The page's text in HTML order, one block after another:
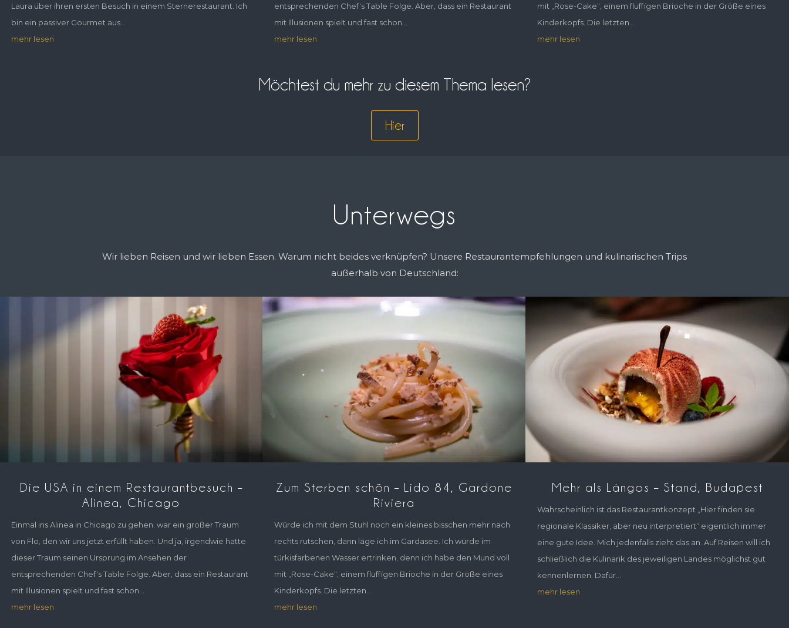
Laura über ihren ersten Besuch in einem Sternerestaurant. Ich
bin ein passiver Gourmet aus...
mehr lesen
entsprechenden Chef‘s Table Folge. Aber, dass ein Restaurant
mit Illusionen spielt und fast schon...
mehr lesen
mit „Rose-Cake“, einem fluffigen Brioche in der Größe eines
Kinderkopfs. Die letzten...
mehr lesen
Möchtest du mehr zu diesem Thema lesen?
Hier
Unterwegs
Wir lieben Reisen und wir lieben Essen. Warum nicht beides verknüpfen? Unsere Restaurantempfehlungen und kulinarischen Trips
außerhalb von Deutschland:
Die USA in einem Restaurantbesuch –
Alinea, Chicago
Einmal ins Alinea in Chicago zu gehen, war ein großer Traum
von Flo, den wir uns jetzt erfüllt haben. Und ja, irgendwie hatte
dieser Traum seinen Ursprung im Ansehen der
entsprechenden Chef‘s Table Folge. Aber, dass ein Restaurant
mit Illusionen spielt und fast schon...
mehr lesen
Zum Sterben schön – Lido 84, Gardone
Riviera
Würde ich mit dem Stuhl noch ein kleines bisschen mehr nach
rechts rutschen, dann läge ich im Gardasee. Ich würde im
türkisfarbenen Wasser ertrinken, denn ich habe den Mund voll
mit „Rose-Cake“, einem fluffigen Brioche in der Größe eines
Kinderkopfs. Die letzten...
mehr lesen
Mehr als Lángos – Stand, Budapest
Wahrscheinlich ist das Restaurantkonzept „Hier finden sie
regionale Klassiker, aber neu interpretiert“ eigentlich immer
eine gute Idee. Mich jedenfalls zieht das an. Auf Reisen will ich
schließlich die Kulinarik des jeweiligen Landes möglichst gut
kennenlernen. Dafür...
mehr lesen